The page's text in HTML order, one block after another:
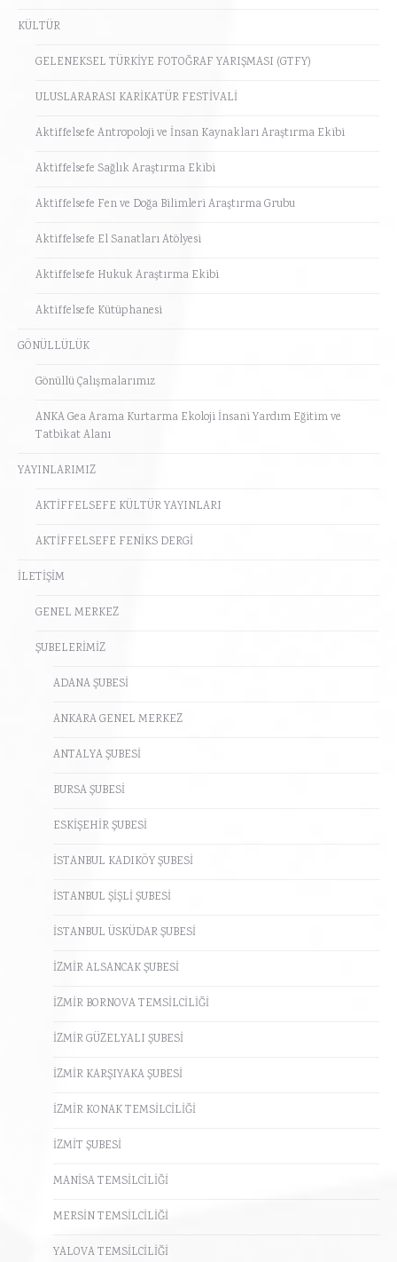
KÜLTÜR
GELENEKSEL TÜRKİYE FOTOĞRAF YARIŞMASI (GTFY)
ULUSLARARASI KARİKATÜR FESTİVALİ
Aktiffelsefe Antropoloji ve İnsan Kaynakları Araştırma Ekibi
Aktiffelsefe Sağlık Araştırma Ekibi
Aktiffelsefe Fen ve Doğa Bilimleri Araştırma Grubu
Aktiffelsefe El Sanatları Atölyesi
Aktiffelsefe Hukuk Araştırma Ekibi
Aktiffelsefe Kütüphanesi
GÖNÜLLÜLÜK
Gönüllü Çalışmalarımız
ANKA Gea Arama Kurtarma Ekoloji İnsani Yardım Eğitim ve
Tatbikat Alanı
YAYINLARIMIZ
AKTİFFELSEFE KÜLTÜR YAYINLARI
AKTİFFELSEFE FENİKS DERGİ
İLETİŞİM
GENEL MERKEZ
ŞUBELERİMİZ
ADANA ŞUBESİ
ANKARA GENEL MERKEZ
ANTALYA ŞUBESİ
BURSA ŞUBESİ
ESKİŞEHİR ŞUBESİ
İSTANBUL KADIKÖY ŞUBESİ
İSTANBUL ŞİŞLİ ŞUBESİ
İSTANBUL ÜSKÜDAR ŞUBESİ
İZMİR ALSANCAK ŞUBESİ
İZMİR BORNOVA TEMSİLCİLİĞİ
İZMİR GÜZELYALI ŞUBESİ
İZMİR KARŞIYAKA ŞUBESİ
İZMİR KONAK TEMSİLCİLİĞİ
İZMİT ŞUBESİ
MANİSA TEMSİLCİLİĞİ
MERSİN TEMSİLCİLİĞİ
YALOVA TEMSİLCİLİĞİ